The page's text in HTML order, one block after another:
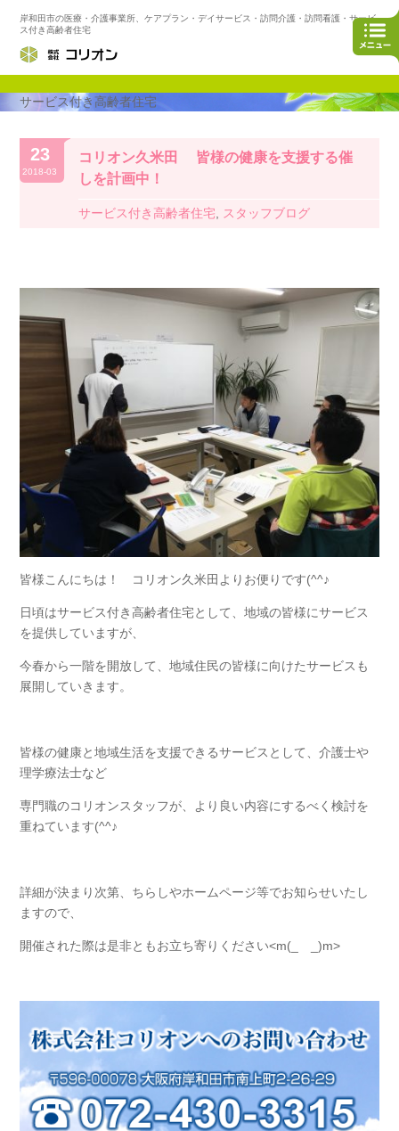
岸和田市の医療・介護事業所、ケアプラン・デイサービス・訪問介護・訪問看護・サービ
ス付き高齢者住宅
サービス付き高齢者住宅
23
2018-03
コリオン久米田 皆様の健康を支援する催
しを計画中！
サービス付き高齢者住宅 スタッフブログ
皆様こんにちは！ コリオン久米田よりお便りです(^^♪
日頃はサービス付き高齢者住宅として、地域の皆様にサービス
を提供していますが、
今春から一階を開放して、地域住民の皆様に向けたサービスも
展開していきます。
皆様の健康と地域生活を支援できるサービスとして、介護士や
理学療法士など
専門職のコリオンスタッフが、より良い内容にするべく検討を
重ねています(^^♪
詳細が決まり次第、ちらしやホームページ等でお知らせいたし
ますので、
開催された際は是非ともお立ち寄りください<m(_ _)m>